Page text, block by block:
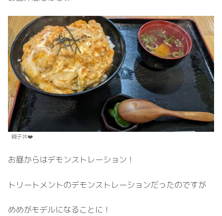
親子丼❤️
お昼からはデモンストレーション！
トリートメントのデモンストレーションだったのですが
めめがモデルになることに！